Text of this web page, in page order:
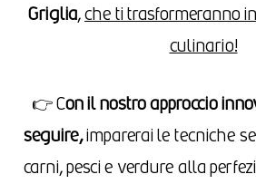
Griglia, che ti trasformeranno
culinario!
👉 Con il nostro approccio
seguire,imparerai le tecniche
carni, pesci e verdure alla